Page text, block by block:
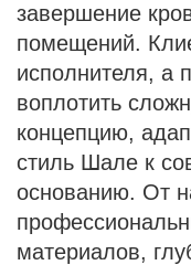
завершение
помещений.
исполнителя, а
воплотить
концепцию,
стиль Шале к
основанию. От
материалов,